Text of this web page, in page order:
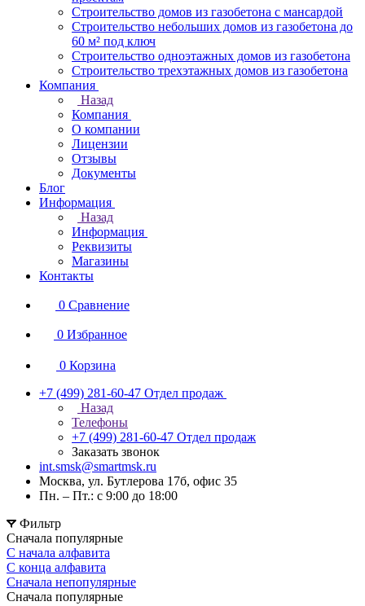
Строительство домов из газобетона с мансардой
Строительство небольших домов из газобетона до
60 м² под ключ
Строительство одноэтажных домов из газобетона
Строительство трехэтажных домов из газобетона
Компания
Назад
Компания
О компании
Лицензии
Отзывы
Документы
Блог
Информация
Назад
Информация
Реквизиты
Магазины
Контакты
0 Сравнение
0 Избранное
0 Корзина
+7 (499) 281-60-47 Отдел продаж
Назад
Телефоны
+7 (499) 281-60-47 Отдел продаж
Заказать звонок
int.smsk@smartmsk.ru
Москва, ул. Бутлерова 17б, офис 35
Пн. – Пт.: с 9:00 до 18:00
Фильтр
Сначала популярные
С начала алфавита
С конца алфавита
Сначала непопулярные
Сначала популярные